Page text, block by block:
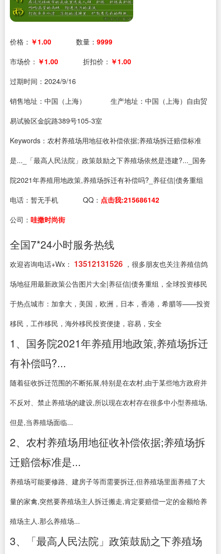
价格： ￥1.00 数量： 9999
市场价： ￥1.00 折扣价： ￥1.00
过期时间： 2024/9/16
销售地址：中国（上海）
生产地址：中国（上海）自由贸
易试验区金皖路389号105-3室
Keywords：农村养殖场用地征收补偿依据;养殖场拆迁赔偿标准
是..._「最高人民法院」政策鼓励之下养殖场依然是违建?..._国务
院2021年养殖用地政策,养殖场拆迁有补偿吗?_养征信|债务重组
电话： 暂无手机 QQ： 点击我:215686142
公司： 哇撒时尚街
全国7*24小时服务热线
欢迎咨询电话+Wx： 13512131526 ，很多朋友也关注养殖信鸽
场地征用最新政策公告图片大全|养征信|债务重组，全球投资移民
于热点城市：加拿大，美国，欧洲，日本，香港，希腊等——投资
移民，工作移民，海外移民投资便捷，容易，安全
1、国务院2021年养殖用地政策,养殖场拆迁
有补偿吗?...
随着征收拆迁范围的不断拓展,特别是在农村,由于某些地方政府并
不反对、禁止养殖场的建设,所以现在农村存在很多中小型养殖场,
但是,当养殖场面临...
2、农村养殖场用地征收补偿依据;养殖场拆
迁赔偿标准是...
养殖场可能要修路、建房子等而需要拆迁,但养殖场里面养殖了大
量的家禽,突然要养殖场主人拆迁搬走,肯定要赔偿一定的金额给养
殖场主人.那么养殖场...
3、「最高人民法院」政策鼓励之下养殖场